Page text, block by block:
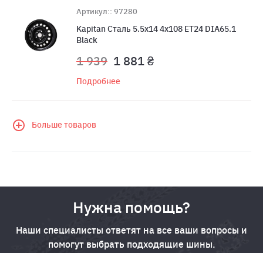
Артикул:: 97280
Kapitan Сталь 5.5x14 4x108 ET24 DIA65.1
Black
1 939 1 881 ₴
Подробнее
Больше товаров
Нужна помощь?
Наши специалисты ответят на все ваши вопросы и
помогут выбрать подходящие шины.